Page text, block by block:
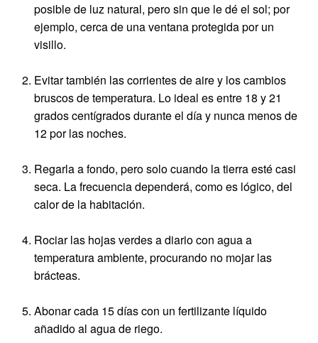
posible de luz natural, pero sin que le dé el sol; por
ejemplo, cerca de una ventana protegida por un
visillo.
Evitar también las corrientes de aire y los cambios
bruscos de temperatura. Lo ideal es entre 18 y 21
grados centígrados durante el día y nunca menos de
12 por las noches.
Regarla a fondo, pero solo cuando la tierra esté casi
seca. La frecuencia dependerá, como es lógico, del
calor de la habitación.
Rociar las hojas verdes a diario con agua a
temperatura ambiente, procurando no mojar las
brácteas.
Abonar cada 15 días con un fertilizante líquido
añadido al agua de riego.